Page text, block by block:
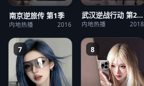
南京逆旅传 第1季
内地热播 2016
武汉逆战行动 第2
季
内地热播 2018
7 8